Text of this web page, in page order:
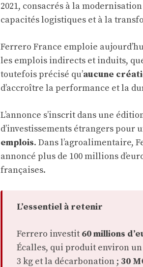
2021, consacrés à la
capacités logistiques et à la
Ferrero France emploie
les emplois indirects et induits,
toutefois précisé qu’aucune
d’accroître la performance et la
L’annonce s’inscrit dans une
d’investissements étrangers pour
emplois. Dans l’agroalimentaire,
annoncé plus de 100 millions
françaises.
L’essentiel à retenir
Ferrero investit 60 millions
Écalles, qui produit environ
3 kg et la décarbonation ; 30